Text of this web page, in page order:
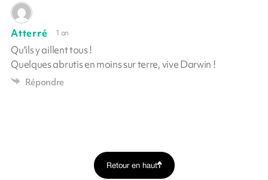
Atterré 1 an
Qu'ils y aillent tous !
Quelques abrutis en moins sur terre, vive Darwin !
Répondre
Retour en haut